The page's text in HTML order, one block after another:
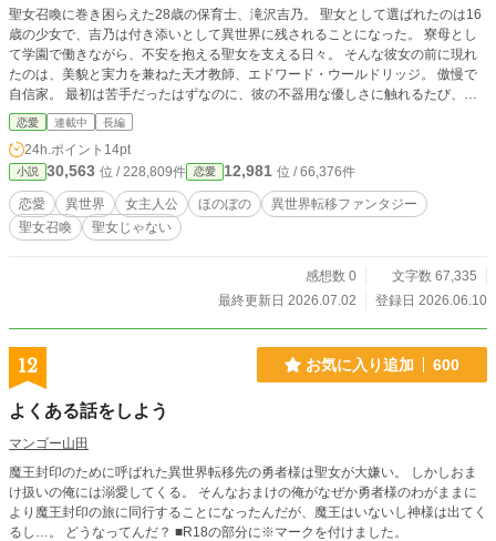
聖女召喚に巻き困らえた28歳の保育士、滝沢吉乃。 聖女として選ばれたのは16
歳の少女で、吉乃は付き添いとして異世界に残されることになった。 寮母とし
て学園で働きながら、不安を抱える聖女を支える日々。 そんな彼女の前に現れ
たのは、美貌と実力を兼ねた天才教師、エドワード・ウールドリッジ。 傲慢で
自信家。 最初は苦手だったはずなのに、彼の不器用な優しさに触れるたび、少
しずつ心は揺れ動いていく。 聖女の成長を見守りながら、自分自身の居場所と
恋を見つけていく異世界学園恋愛ファンタジー。
恋愛 連載中 長編
24h.ポイント 14pt
小説 30,563 位 / 228,809件 恋愛 12,981 位 / 66,376件
恋愛 異世界 女主人公 ほのぼの
異世界転移ファンタジー
聖女召喚
聖女じゃない
感想数 0
文字数 67,335
最終更新日 2026.07.02
登録日 2026.06.10
12 お気に入り追加 600
よくある話をしよう
マンゴー山田
魔王封印のために呼ばれた異世界転移先の勇者様は聖女が大嫌い。 しかしおま
け扱いの俺には溺愛してくる。 そんなおまけの俺がなぜか勇者様のわがままに
より魔王封印の旅に同行することになったんだが、魔王はいないし神様は出てく
るし…。 どうなってんだ？ ■R18の部分に※マークを付けました。